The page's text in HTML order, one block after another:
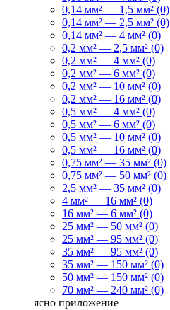
0,14 мм² — 1,5 мм² (0)
0,14 мм² — 2,5 мм² (0)
0,14 мм² — 4 мм² (0)
0,2 мм² — 2,5 мм² (0)
0,2 мм² — 4 мм² (0)
0,2 мм² — 6 мм² (0)
0,2 мм² — 10 мм² (0)
0,2 мм² — 16 мм² (0)
0,5 мм² — 4 мм² (0)
0,5 мм² — 6 мм² (0)
0,5 мм² — 10 мм² (0)
0,5 мм² — 16 мм² (0)
0,75 мм² — 35 мм² (0)
0,75 мм² — 50 мм² (0)
2,5 мм² — 35 мм² (0)
4 мм² — 16 мм² (0)
16 мм² — 6 мм² (0)
25 мм² — 50 мм² (0)
25 мм² — 95 мм² (0)
35 мм² — 95 мм² (0)
35 мм² — 150 мм² (0)
50 мм² — 150 мм² (0)
70 мм² — 240 мм² (0)
ясно приложение